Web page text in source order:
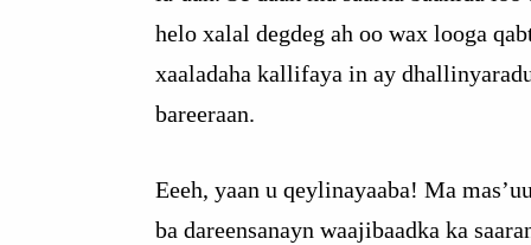
helo xalal degdeg ah oo wax looga
xaaladaha kallifaya in ay
bareeraan.
Eeeh, yaan u qeylinayaaba! Ma
ba dareensanayn waajibaadka ka